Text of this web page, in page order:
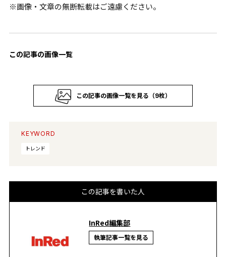
※画像・文章の無断転載はご遠慮ください。
この記事の画像一覧
この記事の画像一覧を見る（9枚）
KEYWORD
トレンド
この記事を書いた人
InRed編集部
執筆記事一覧を見る